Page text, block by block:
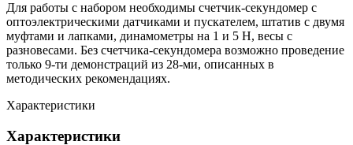
Для работы с набором необходимы счетчик-секундомер с
оптоэлектрическими датчиками и пускателем, штатив с двумя
муфтами и лапками, динамометры на 1 и 5 Н, весы с
разновесами. Без счетчика-секундомера возможно проведение
только 9-ти демонстраций из 28-ми, описанных в
методических рекомендациях.
Характеристики
Характеристики